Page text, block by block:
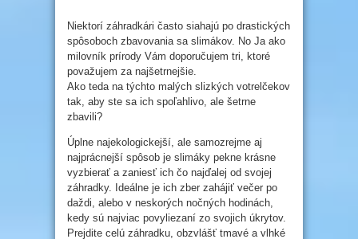
Niektorí záhradkári často siahajú po drastických
spôsoboch zbavovania sa slimákov. No Ja ako
milovník prírody Vám doporučujem tri, ktoré
považujem za najšetrnejšie.
Ako teda na týchto malých slizkých votrelčekov
tak, aby ste sa ich spoľahlivo, ale šetrne
zbavili?
Úplne najekologickejší, ale samozrejme aj
najprácnejší spôsob je slimáky pekne krásne
vyzbierať a zaniesť ich čo najďalej od svojej
záhradky. Ideálne je ich zber zahájiť večer po
daždi, alebo v neskorých nočných hodinách,
kedy sú najviac povyliezaní zo svojich úkrytov.
Prejdite celú záhradku, obzvlášť tmavé a vlhké